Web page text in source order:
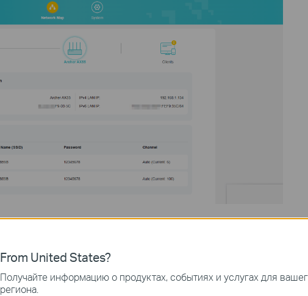
From United States?
Получайте информацию о продуктах, событиях и услугах для
региона.